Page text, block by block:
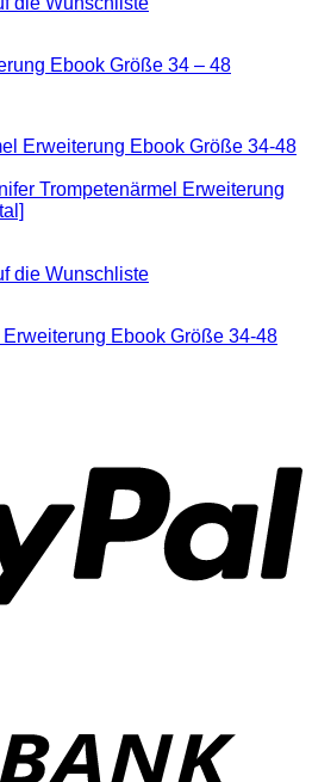
Ebook Größe 34 – 48
die Wunschliste
Ebook Größe 34-48